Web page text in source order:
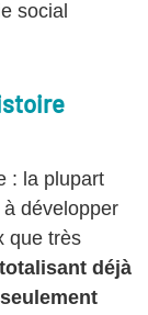
social
: la plupart
développer
que très
déjà